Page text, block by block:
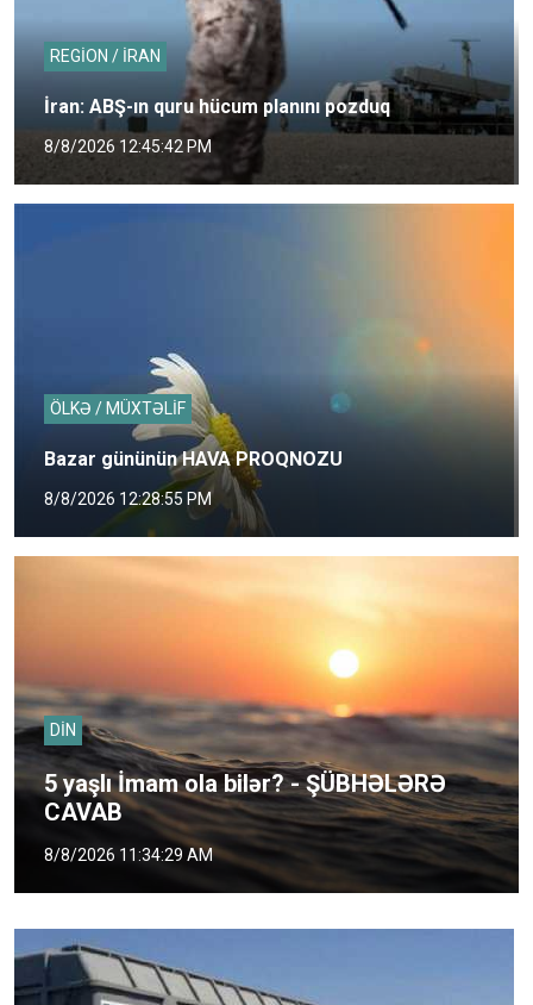
REGİON / İRAN
İran: ABŞ-ın quru hücum planını pozduq
8/8/2026 12:45:42 PM
ÖLKƏ / MÜXTƏLİF
Bazar gününün HAVA PROQNOZU
8/8/2026 12:28:55 PM
DİN
5 yaşlı İmam ola bilər? - ŞÜBHƏLƏRƏ
CAVAB
8/8/2026 11:34:29 AM